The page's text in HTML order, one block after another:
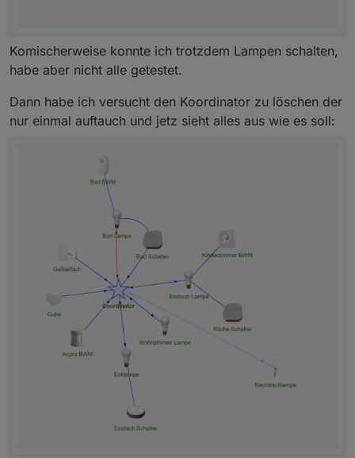
Komischerweise konnte ich trotzdem Lampen schalten,
habe aber nicht alle getestet.
Dann habe ich versucht den Koordinator zu löschen der
nur einmal auftauch und jetz sieht alles aus wie es soll: